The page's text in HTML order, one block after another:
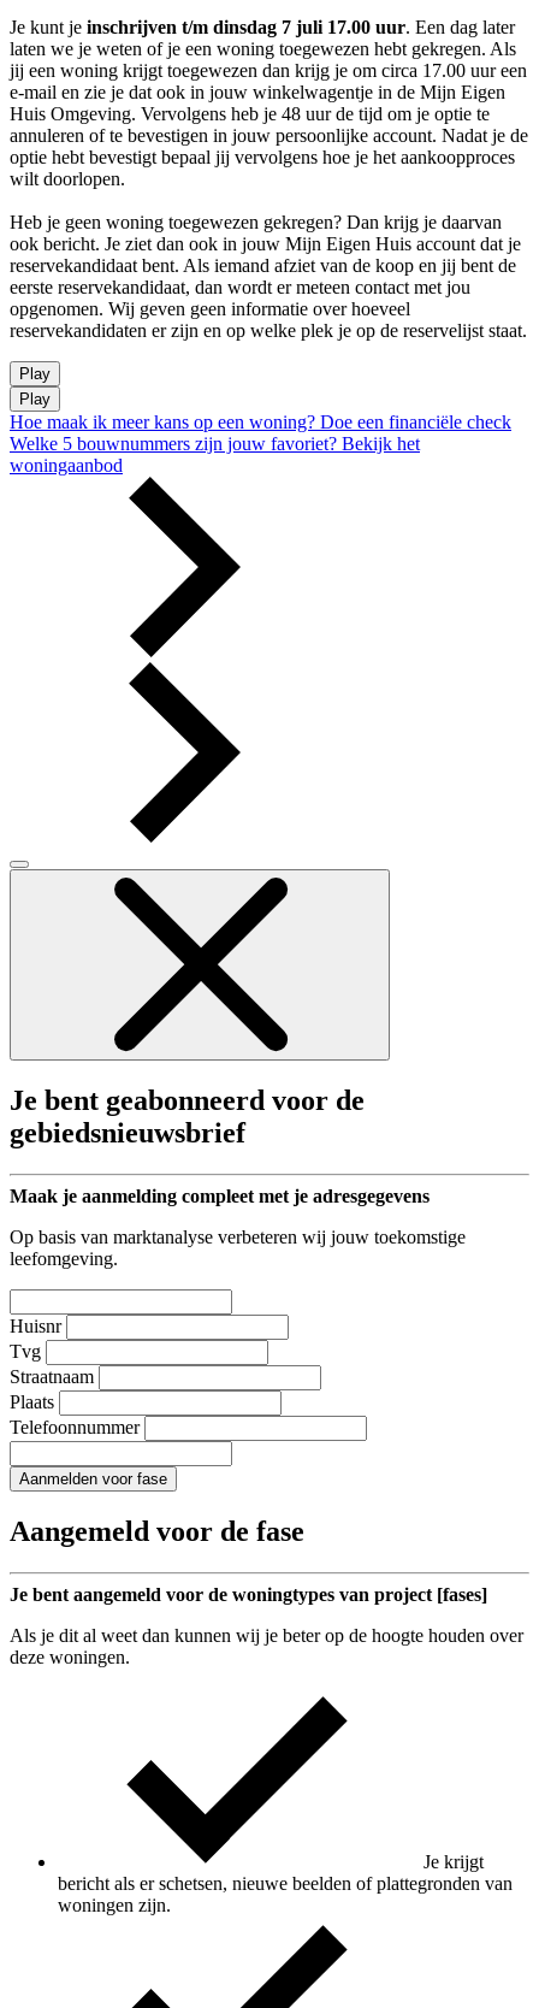
Je kunt je inschrijven t/m dinsdag 7 juli 17.00 uur. Een dag later
laten we je weten of je een woning toegewezen hebt gekregen. Als
jij een woning krijgt toegewezen dan krijg je om circa 17.00 uur een
e-mail en zie je dat ook in jouw winkelwagentje in de Mijn Eigen
Huis Omgeving. Vervolgens heb je 48 uur de tijd om je optie te
annuleren of te bevestigen in jouw persoonlijke account. Nadat je de
optie hebt bevestigt bepaal jij vervolgens hoe je het aankoopproces
wilt doorlopen.
Heb je geen woning toegewezen gekregen? Dan krijg je daarvan
ook bericht. Je ziet dan ook in jouw Mijn Eigen Huis account dat je
reservekandidaat bent. Als iemand afziet van de koop en jij bent de
eerste reservekandidaat, dan wordt er meteen contact met jou
opgenomen. Wij geven geen informatie over hoeveel
reservekandidaten er zijn en op welke plek je op de reservelijst staat.
Play
Play
Hoe maak ik meer kans op een woning? Doe een financiële check
Welke 5 bouwnummers zijn jouw favoriet? Bekijk het
woningaanbod
Je bent geabonneerd voor de
gebiedsnieuwsbrief
Maak je aanmelding compleet met je adresgegevens
Op basis van marktanalyse verbeteren wij jouw toekomstige
leefomgeving.
Huisnr
Tvg
Straatnaam
Plaats
Telefoonnummer
Aanmelden voor fase
Aangemeld voor de fase
Je bent aangemeld voor de woningtypes van project [fases]
Als je dit al weet dan kunnen wij je beter op de hoogte houden over
deze woningen.
Je krijgt
bericht als er schetsen, nieuwe beelden of plattegronden van
woningen zijn.